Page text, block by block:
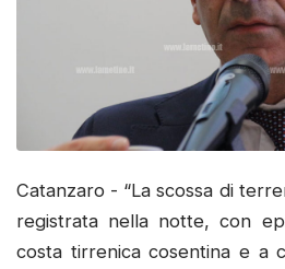
Catanzaro - “La scossa di
registrata nella notte, con
costa tirrenica cosentina e a